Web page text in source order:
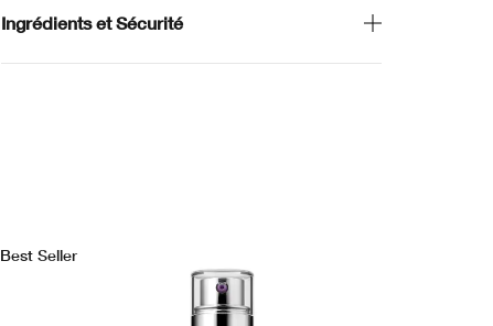
Ingrédients et Sécurité
Best Seller